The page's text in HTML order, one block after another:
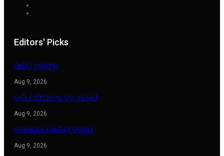
Editors' Picks
ଆଜିର ରାଶିଫଳ
Aug 9, 2026
ବାଲି ମାଫିଆଙ୍କୁ ବଡ଼ ଝଟକା !
Aug 9, 2026
ମୋବାଇଲ ଖୋଲିଲା ରହସ୍ୟ
Aug 9, 2026